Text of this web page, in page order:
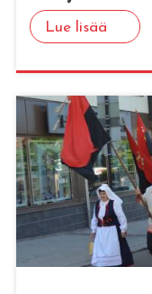
Lue lisää